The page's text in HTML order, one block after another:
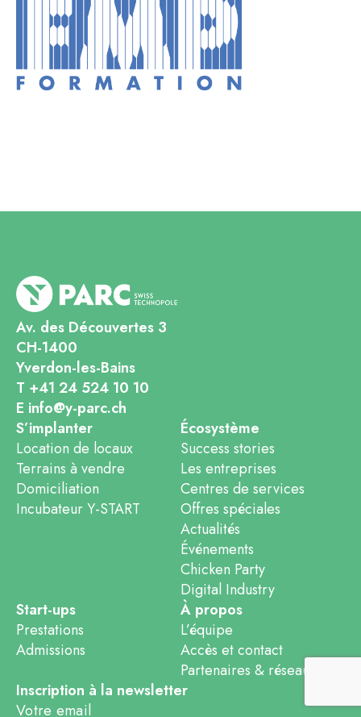
Av. des Découvertes 3
CH-1400
Yverdon-les-Bains
T +41 24 524 10 10
E info@y-parc.ch
S’implanter
Location de locaux
Terrains à vendre
Domiciliation
Incubateur Y-START
Écosystème
Success stories
Les entreprises
Centres de services
Offres spéciales
Actualités
Événements
Chicken Party
Digital Industry
Start-ups
Prestations
Admissions
À propos
L’équipe
Accès et contact
Partenaires & réseaux
Inscription à la newsletter
Votre email